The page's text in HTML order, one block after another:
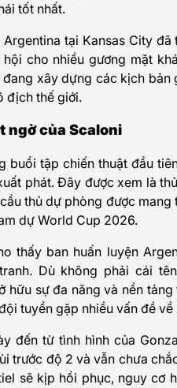
tốt nhất.
tại Kansas City
cho nhiều gương mặt
xây dựng các kịch bản
địch thế giới.
ngờ của Scaloni
tập chiến thuật đầu
phát. Đây được xem là
thủ dự phòng được
dự World Cup 2026.
thấy ban huấn luyện
Dù không phải cái
hữu sự đa năng và nền
tuyển gặp nhiều vấn đề
đến từ tình hình của
trước độ 2 và vẫn chưa
sẽ kịp hồi phục, nguy cơ